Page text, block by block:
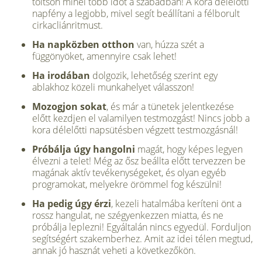
napfény a legjobb, mivel segít beállítani a félborult
cirkacliánritmust.
Ha napközben otthon van, húzza szét a
függönyöket, amennyire csak lehet!
Ha irodában dolgozik, lehetőség szerint egy
ablakhoz közeli munka­helyet válasszon!
Mozogjon sokat, és már a tünetek jelentkezése
előtt kezdjen el vala­milyen testmozgást! Nincs jobb a
kora délelőtti napsütésben végzett testmozgásnál!
Próbálja úgy hangolni magát, hogy képes legyen
élvezni a telet! Még az ősz beállta előtt tervezzen be
magának aktív tevékenységeket, és olyan egyéb
programokat, melyekre örömmel fog készülni!
Ha pedig úgy érzi, kezeli hatalmába keríteni önt a
rossz hangulat, ne szégyenkezzen miatta, és ne
próbálja leplezni! Egyáltalán nincs egye­dül. Forduljon
segítségért szakemberhez. Amit az idei télen megtud,
annak jó hasznát veheti a következőkön.